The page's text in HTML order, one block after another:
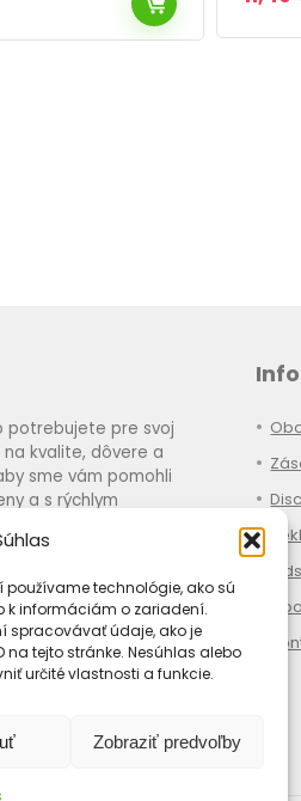
technológie, ako sú
k informáciám o zariadení.
spracovávať údaje, ako je
tejto stránke. Nesúhlas alebo
určité vlastnosti a funkcie.
Zobraziť predvoľby
potrebujete pre svoj
kvalite, dôvere a
sme vám pomohli
a s rýchlym